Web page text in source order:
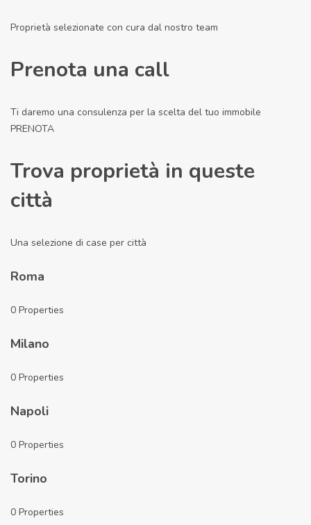
Proprietà selezionate con cura dal nostro team
Prenota una call
Ti daremo una consulenza per la scelta del tuo immobile
PRENOTA
Trova proprietà in queste
città
Una selezione di case per città
Roma
0 Properties
Milano
0 Properties
Napoli
0 Properties
Torino
0 Properties